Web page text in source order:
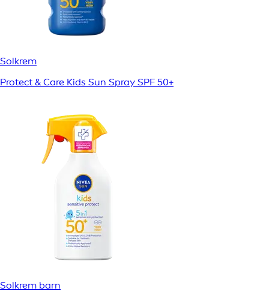
Solkrem
Protect & Care Kids Sun Spray SPF 50+
Solkrem barn